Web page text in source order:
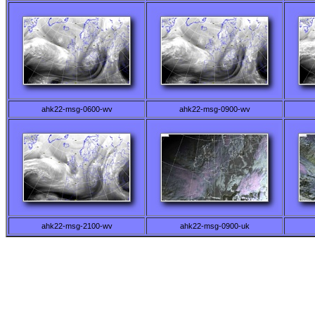
ahk22-msg-0600-wv ahk22-msg-0900-wv
ahk22-msg-2100-wv ahk22-msg-0900-uk